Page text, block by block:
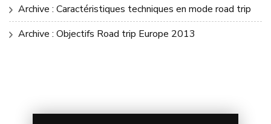
Archive : Caractéristiques techniques en mode road trip
Archive : Objectifs Road trip Europe 2013